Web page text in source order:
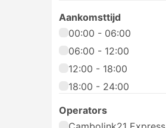
Aankomsttijd
00:00 - 06:00
06:00 - 12:00
12:00 - 18:00
18:00 - 24:00
Operators